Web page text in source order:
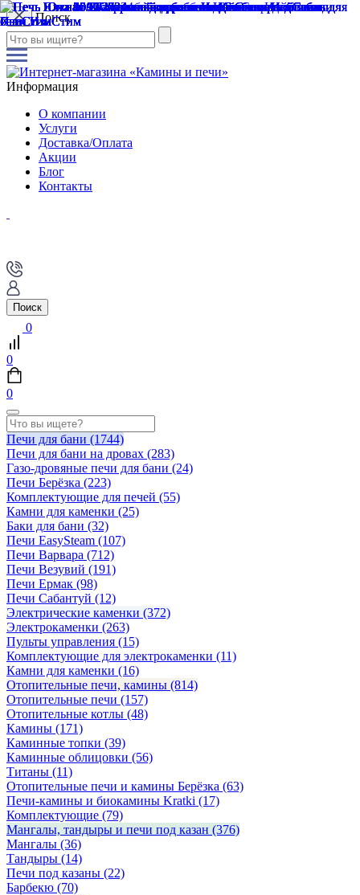
Поиск
Информация
О компании
Услуги
Доставка/Оплата
Акции
Блог
Контакты
Поиск
0
0
0
Печи для бани (1744)
Печи для бани на дровах (283)
Газо-дровяные печи для бани (24)
Печи Берёзка (223)
Комплектующие для печей (55)
Камни для каменки (25)
Баки для бани (32)
Печи EasySteam (107)
Печи Варвара (712)
Печи Везувий (191)
Печи Ермак (98)
Печи Сабантуй (12)
Электрические каменки (372)
Электрокаменки (263)
Пульты управления (15)
Комплектующие для электрокаменки (11)
Камни для каменки (16)
Отопительные печи, камины (814)
Отопительные печи (157)
Отопительные котлы (48)
Камины (171)
Каминные топки (39)
Каминные облицовки (56)
Титаны (11)
Отопительные печи и камины Берёзка (63)
Печи-камины и биокамины Kratki (17)
Комплектующие (79)
Мангалы, тандыры и печи под казан (376)
Мангалы (36)
Тандыры (14)
Печи под казаны (22)
Барбекю (70)